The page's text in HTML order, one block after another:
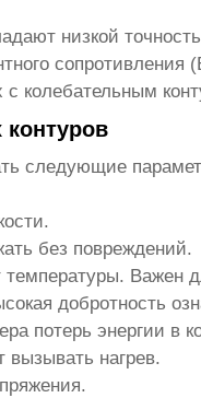
низкой
сопротивления
колебательным
следующие
без повреждений.
Важен
добротность
потерь энергии в
вызывать нагрев.